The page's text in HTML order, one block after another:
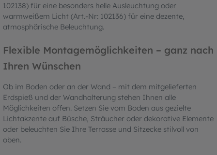
102138) für eine besonders helle Ausleuchtung oder
warmweißem Licht (Art.-Nr: 102136) für eine dezente,
atmosphärische Beleuchtung.
Flexible Montagemöglichkeiten – ganz nach
Ihren Wünschen
Ob im Boden oder an der Wand – mit dem mitgelieferten
Erdspieß und der Wandhalterung stehen Ihnen alle
Möglichkeiten offen. Setzen Sie vom Boden aus gezielte
Lichtakzente auf Büsche, Sträucher oder dekorative Elemente
oder beleuchten Sie Ihre Terrasse und Sitzecke stilvoll von
oben.